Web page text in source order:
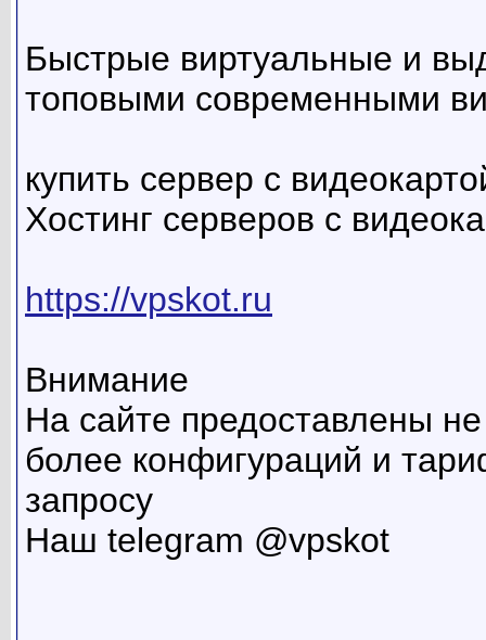
Быстрые виртуальные и
топовыми современными
купить сервер с
Хостинг серверов с
https://vpskot.ru
Внимание
На сайте предоставлены
более конфигураций и
запросу
Наш telegram @vpskot